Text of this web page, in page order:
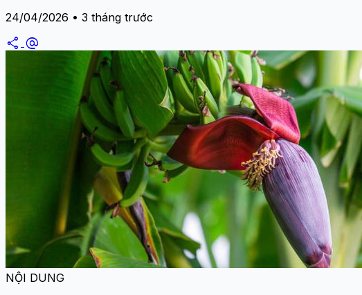
24/04/2026 • 3 tháng trước
share alternate_email
NỘI DUNG